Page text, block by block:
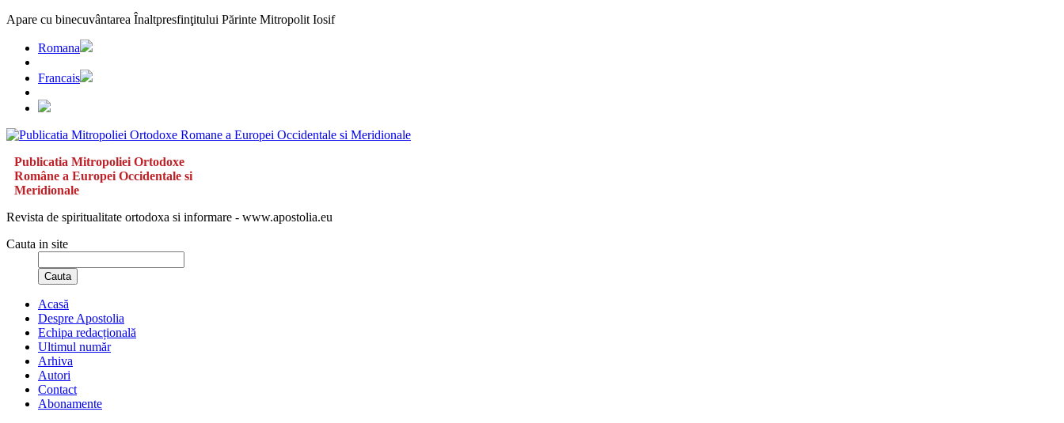
Apare cu binecuvântarea Înaltpresfinţitului Părinte Mitropolit Iosif
Romana
Francais
Publicatia Mitropoliei Ortodoxe
Române a Europei Occidentale si
Meridionale
Revista de spiritualitate ortodoxa si informare - www.apostolia.eu
Cauta in site
Cauta
Acasă
Despre Apostolia
Echipa redacțională
Ultimul număr
Arhiva
Autori
Contact
Abonamente